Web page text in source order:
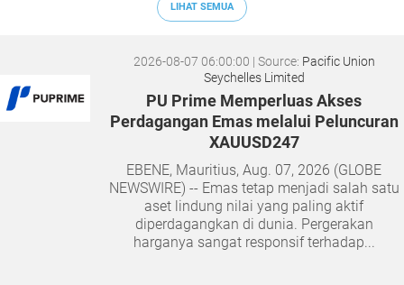
LIHAT SEMUA
2026-08-07 06:00:00 | Source: Pacific Union
Seychelles Limited
PU Prime Memperluas Akses
Perdagangan Emas melalui Peluncuran
XAUUSD247
EBENE, Mauritius, Aug. 07, 2026 (GLOBE
NEWSWIRE) -- Emas tetap menjadi salah satu
aset lindung nilai yang paling aktif
diperdagangkan di dunia. Pergerakan
harganya sangat responsif terhadap...